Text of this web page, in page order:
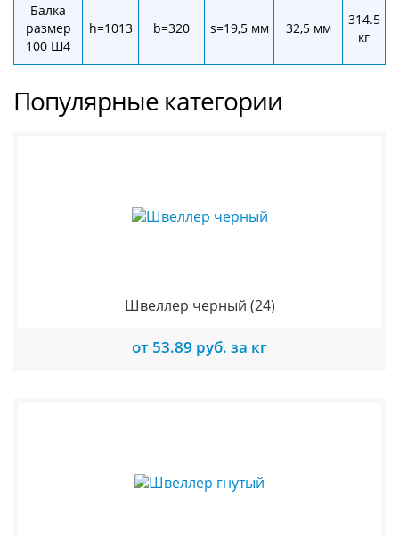
Балка
размер
100 Ш4
h=1013 b=320 s=19,5 мм 32,5 мм
314.5
кг
Популярные категории
Швеллер черный (24)
от 53.89 руб. за кг